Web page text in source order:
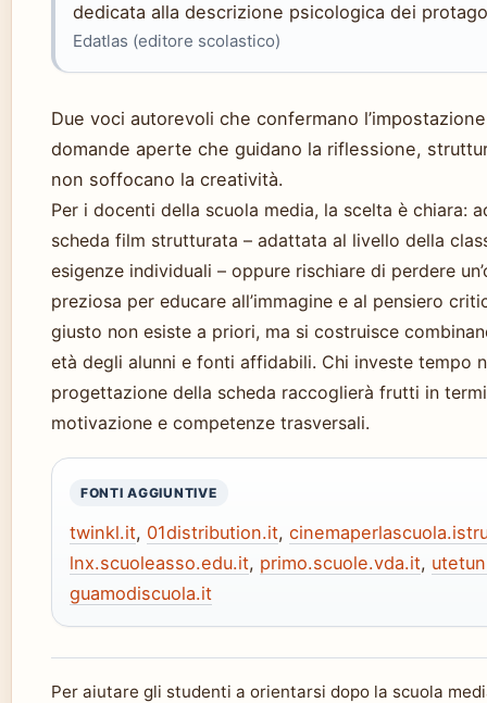
dedicata alla descrizione psicologica dei
Edatlas (editore scolastico)
Due voci autorevoli che confermano
domande aperte che guidano la riflessione,
non soffocano la creatività.
Per i docenti della scuola media, la scelta è chiara:
scheda film strutturata – adattata al livello della
esigenze individuali – oppure rischiare di perdere
preziosa per educare all’immagine e al pensiero
giusto non esiste a priori, ma si costruisce
età degli alunni e fonti affidabili. Chi investe tempo
progettazione della scheda raccoglierà frutti in
motivazione e competenze trasversali.
FONTI AGGIUNTIVE
twinkl.it, 01distribution.it,
lnx.scuoleasso.edu.it, primo.scuole.vda.it,
guamodiscuola.it
Per aiutare gli studenti a orientarsi dopo la scuola